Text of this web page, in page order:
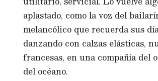
aplastado, como la voz del
melancólico que recuerda sus
danzando con calzas elásticas,
francesas, en una compañía del
del océano.